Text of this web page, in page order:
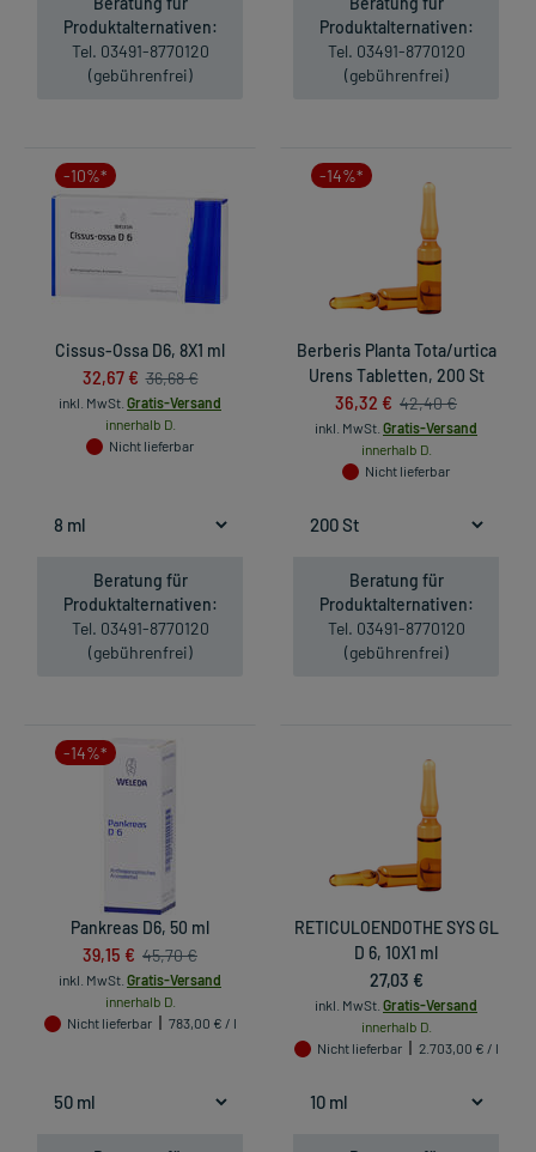
Produktalternativen:
Tel. 03491-8770120
(gebührenfrei)
Produktalternativen:
Tel. 03491-8770120
(gebührenfrei)
-10%*
Cissus-Ossa D6, 8X1 ml
32,67 € 36,68 €
inkl. MwSt. Gratis-Versand
innerhalb D.
Nicht lieferbar
Beratung für
Produktalternativen:
Tel. 03491-8770120
(gebührenfrei)
-14%*
Berberis Planta Tota/urtica
Urens Tabletten, 200 St
36,32 € 42,40 €
inkl. MwSt. Gratis-Versand
innerhalb D.
Nicht lieferbar
Beratung für
Produktalternativen:
Tel. 03491-8770120
(gebührenfrei)
-14%*
Pankreas D6, 50 ml
39,15 € 45,70 €
inkl. MwSt. Gratis-Versand
innerhalb D.
Nicht lieferbar
783,00 € / l
RETICULOENDOTHE SYS GL
D 6, 10X1 ml
27,03 €
inkl. MwSt. Gratis-Versand
innerhalb D.
Nicht lieferbar
2.703,00 € / l